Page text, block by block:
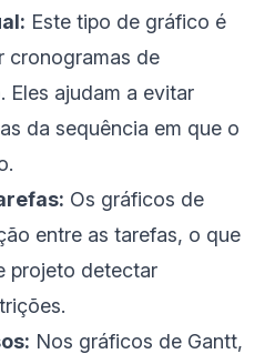
Este tipo de gráfico é
cronogramas de
Eles ajudam a evitar
da sequência em que o
Os gráficos de
entre as tarefas, o que
projeto detectar
Nos gráficos de Gantt,